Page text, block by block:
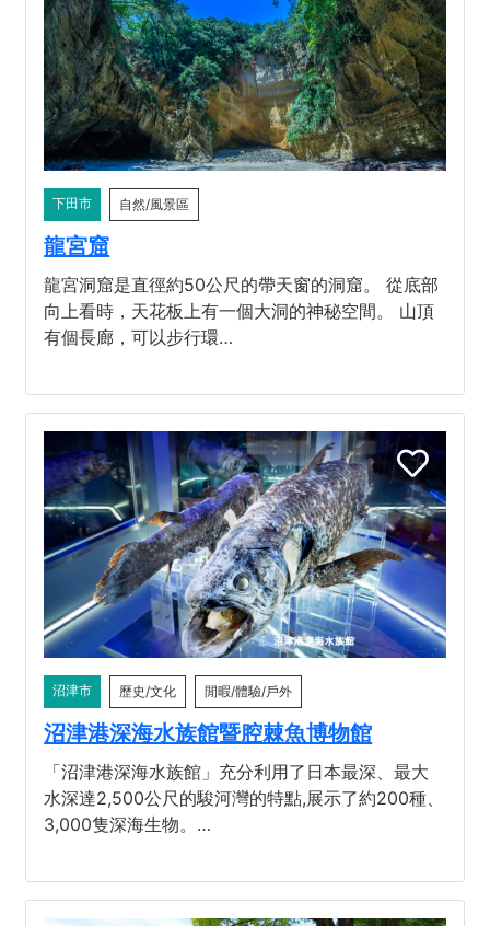
下田市 自然/風景區
龍宮窟
龍宮洞窟是直徑約50公尺的帶天窗的洞窟。 從底部
向上看時，天花板上有一個大洞的神秘空間。 山頂
有個長廊，可以步行環…
沼津市 歷史/文化 閒暇/體驗/戶外
沼津港深海水族館暨腔棘魚博物館
「沼津港深海水族館」充分利用了日本最深、最大
水深達2,500公尺的駿河灣的特點,展示了約200種、
3,000隻深海生物。…